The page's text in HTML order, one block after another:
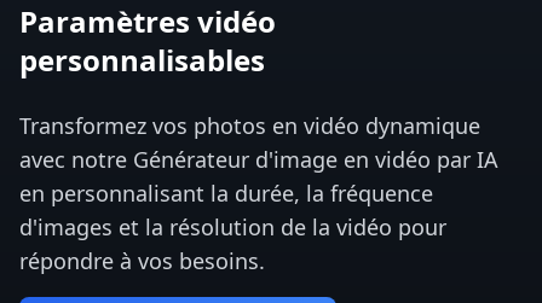
Paramètres vidéo
personnalisables
Transformez vos photos en vidéo dynamique
avec notre Générateur d'image en vidéo par IA
en personnalisant la durée, la fréquence
d'images et la résolution de la vidéo pour
répondre à vos besoins.